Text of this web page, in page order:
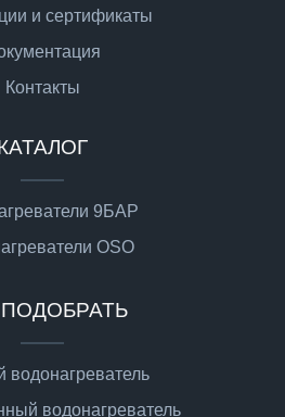
и сертификаты
Контакты
9БАР
OSO
ПОДОБРАТЬ
водонагреватель
водонагреватель